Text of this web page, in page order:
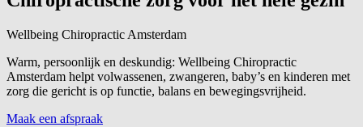
Wellbeing Chiropractic Amsterdam
Warm, persoonlijk en deskundig: Wellbeing Chiropractic
Amsterdam helpt volwassenen, zwangeren, baby’s en kinderen met
zorg die gericht is op functie, balans en bewegingsvrijheid.
Maak een afspraak